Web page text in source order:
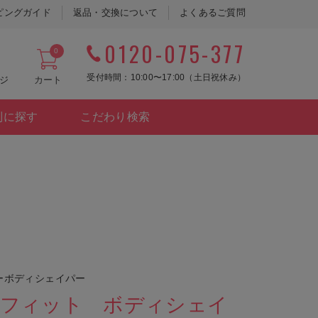
カート
0 0120-075-377
受付時間：10:00〜17:00（土日祝休み）
ングガイド 返品・交換について よくあるご質問
に探す こだわり検索
ディシェイパー
ィット ボディシェイ